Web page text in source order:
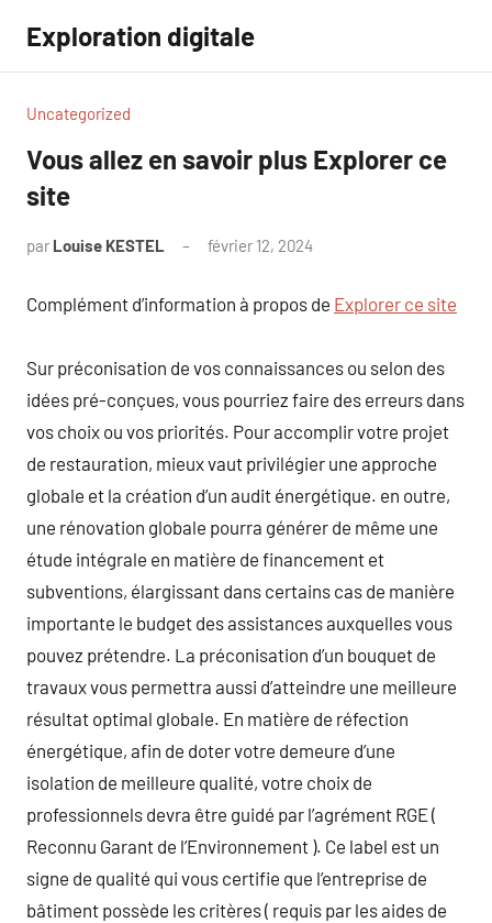
contenu
Exploration digitale
Uncategorized
Vous allez en savoir plus Explorer ce
site
par Louise KESTEL février 12, 2024
Complément d’information à propos de Explorer ce site
Sur préconisation de vos connaissances ou selon des
idées pré-conçues, vous pourriez faire des erreurs dans
vos choix ou vos priorités. Pour accomplir votre projet
de restauration, mieux vaut privilégier une approche
globale et la création d’un audit énergétique. en outre,
une rénovation globale pourra générer de même une
étude intégrale en matière de financement et
subventions, élargissant dans certains cas de manière
importante le budget des assistances auxquelles vous
pouvez prétendre. La préconisation d’un bouquet de
travaux vous permettra aussi d’atteindre une meilleure
résultat optimal globale. En matière de réfection
énergétique, afin de doter votre demeure d’une
isolation de meilleure qualité, votre choix de
professionnels devra être guidé par l’agrément RGE (
Reconnu Garant de l’Environnement ). Ce label est un
signe de qualité qui vous certifie que l’entreprise de
bâtiment possède les critères ( requis par les aides de